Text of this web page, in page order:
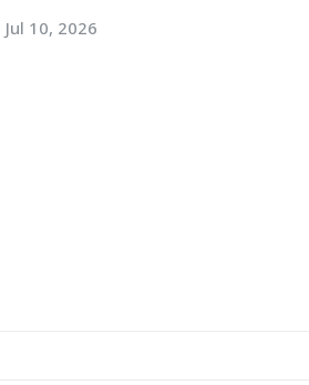
Jul 10, 2026